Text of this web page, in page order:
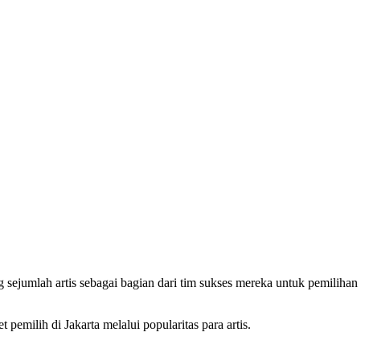
artis sebagai bagian dari tim sukses mereka untuk pemilihan
pemilih di Jakarta melalui popularitas para artis.